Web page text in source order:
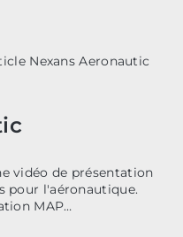
vidéo de présentation
pour l'aéronautique.
MAP…